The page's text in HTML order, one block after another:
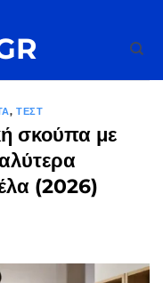
,ΤΕΣΤ
σκούπα με
(2026)